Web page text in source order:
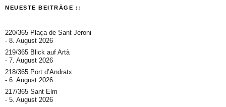
NEUESTE BEITRÄGE ::
220/365 Plaça de Sant Jeroni
8. August 2026
219/365 Blick auf Artà
7. August 2026
218/365 Port d’Andratx
6. August 2026
217/365 Sant Elm
5. August 2026